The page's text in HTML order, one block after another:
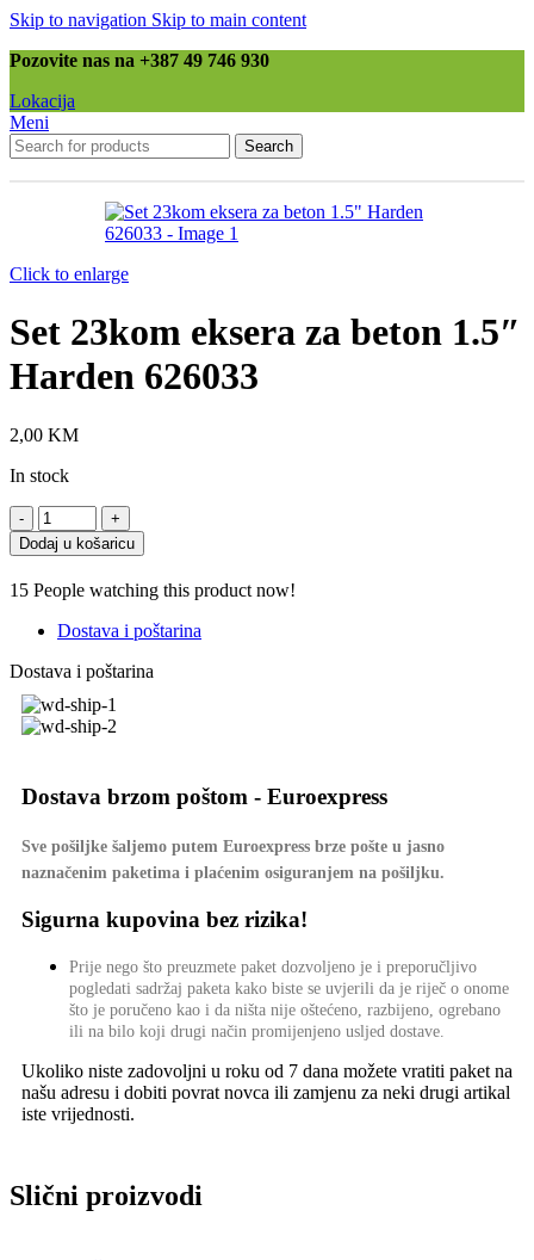
Skip to navigation Skip to main content
Pozovite nas na +387 49 746 930
Lokacija
Meni
Search
Click to enlarge
Set 23kom eksera za beton 1.5″
Harden 626033
2,00 KM
In stock
Dodaj u košaricu
15 People watching this product now!
Dostava i poštarina
Dostava i poštarina
Dostava brzom poštom - Euroexpress
Sve pošiljke šaljemo putem Euroexpress brze pošte u jasno
naznačenim paketima i plaćenim osiguranjem na pošiljku.
Sigurna kupovina bez rizika!
Prije nego što preuzmete paket dozvoljeno je i preporučljivo
pogledati sadržaj paketa kako biste se uvjerili da je riječ o onome
što je poručeno kao i da ništa nije oštećeno, razbijeno, ogrebano
ili na bilo koji drugi način promijenjeno usljed dostave.
Ukoliko niste zadovoljni u roku od 7 dana možete vratiti paket na
našu adresu i dobiti povrat novca ili zamjenu za neki drugi artikal
iste vrijednosti.
Slični proizvodi